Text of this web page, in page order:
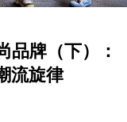
品牌（下）：
流旋律